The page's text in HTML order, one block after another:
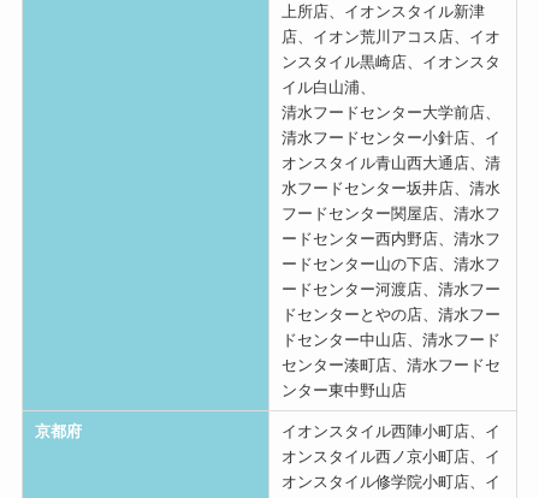
上所店、イオンスタイル新津
店、イオン荒川アコス店、イオ
ンスタイル黒崎店、イオンスタ
イル白山浦、
清水フードセンター大学前店、
清水フードセンター小針店、イ
オンスタイル青山西大通店、清
水フードセンター坂井店、清水
フードセンター関屋店、清水フ
ードセンター西内野店、清水フ
ードセンター山の下店、清水フ
ードセンター河渡店、清水フー
ドセンターとやの店、清水フー
ドセンター中山店、清水フード
センター湊町店、清水フードセ
ンター東中野山店
京都府
イオンスタイル西陣小町店、イ
オンスタイル西ノ京小町店、イ
オンスタイル修学院小町店、イ